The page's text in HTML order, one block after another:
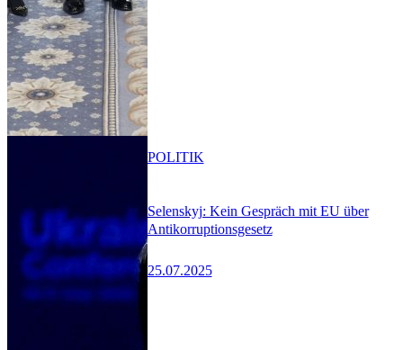
Selenskyj: Kein Gespräch mit EU über
Antikorruptionsgesetz
25.07.2025
POLITIK